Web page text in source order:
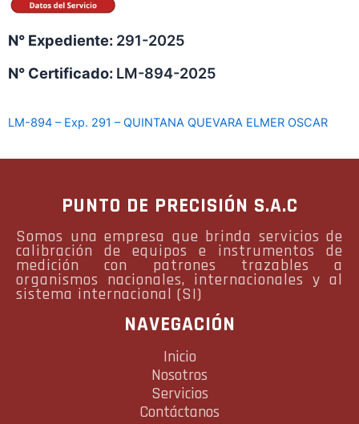
N° Expediente: 291-2025
N° Certificado: LM-894-2025
LM-894 – Exp. 291 – QUINTANA QUEVARA ELMER OSCAR
PUNTO DE PRECISIÓN S.A.C
Somos una empresa que brinda servicios de
calibración de equipos e instrumentos de
medición con patrones trazables a
organismos nacionales, internacionales y al
sistema internacional (SI)
NAVEGACIÓN
Inicio
Nosotros
Servicios
Contáctanos